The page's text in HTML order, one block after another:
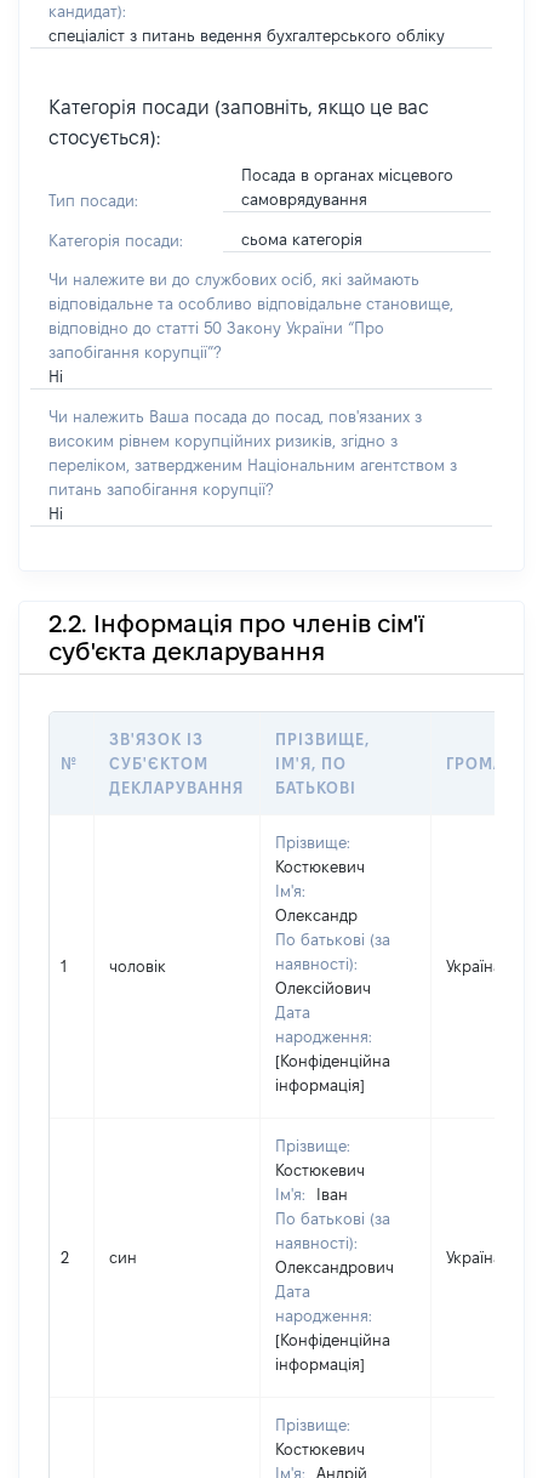
кандидат):
спеціаліст з питань ведення бухгалтерського обліку
Категорія посади (заповніть, якщо це вас
стосується):
Тип посади:
Посада в органах місцевого
самоврядування
Категорія посади: сьома категорія
Чи належите ви до службових осіб, які займають
відповідальне та особливо відповідальне становище,
відповідно до статті 50 Закону України “Про
запобігання корупції”?
Ні
Чи належить Ваша посада до посад, пов'язаних з
високим рівнем корупційних ризиків, згідно з
переліком, затвердженим Національним агентством з
питань запобігання корупції?
Ні
2.2. Інформація про членів сім'ї
суб'єкта декларування
№
ЗВ'ЯЗОК ІЗ
СУБ'ЄКТОМ
ДЕКЛАРУВАННЯ
ПРІЗВИЩЕ,
ІМ'Я, ПО
БАТЬКОВІ
1 чоловік
Прізвище:
Костюкевич
Ім'я:
Олександр
По батькові (за
наявності):
Олексійович
Дата
народження:
[Конфіденційна
інформація]
Україна
2 син
Прізвище:
Костюкевич
Ім'я:
Іван
По батькові (за
наявності):
Олександрович
Дата
народження:
[Конфіденційна
інформація]
Україна
Прізвище:
Костюкевич
Ім'я:
Андрій